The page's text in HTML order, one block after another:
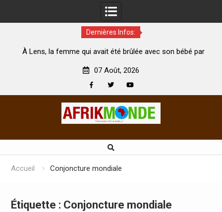
Dernières Infos:
qui avait été brûlée avec son bébé par
Coopération: Le
07 Août, 2026
Accueil Conjoncture mondiale
Étiquette : Conjoncture mondiale